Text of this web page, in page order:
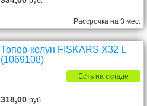
Рассрочка на 3 мес.
Топор-колун FISKARS X32 L
(1069108)
Есть на складе
318,00руб.